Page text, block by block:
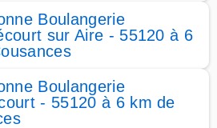
Boulangerie
sur Aire - 55120 à 6
Boulangerie
- 55120 à 6 km de